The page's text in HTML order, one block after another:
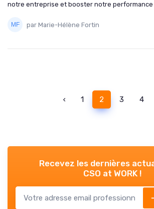
notre entreprise et booster notre performance
par Marie-Hélène Fortin
‹ 1 2 3 4
Recevez les dernières
CSO at WORK !